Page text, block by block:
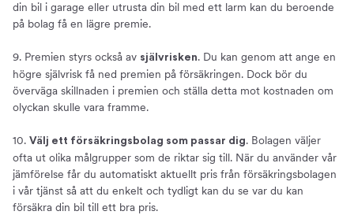
din bil i garage eller utrusta din bil med ett larm kan du beroende
på bolag få en lägre premie.
9. Premien styrs också av självrisken. Du kan genom att ange en
högre självrisk få ned premien på försäkringen. Dock bör du
överväga skillnaden i premien och ställa detta mot kostnaden om
olyckan skulle vara framme.
10. Välj ett försäkringsbolag som passar dig. Bolagen väljer
ofta ut olika målgrupper som de riktar sig till. När du använder vår
jämförelse får du automatiskt aktuellt pris från försäkringsbolagen
i vår tjänst så att du enkelt och tydligt kan du se var du kan
försäkra din bil till ett bra pris.